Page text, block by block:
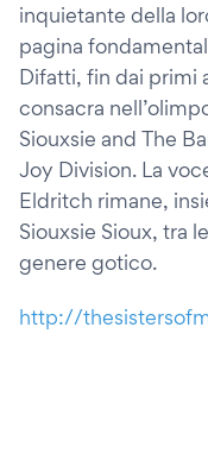
inquietante della
pagina
Difatti, fin dai primi
consacra
Siouxsie and The
Joy Division. La
Eldritch rimane,
Siouxsie Sioux, tra
genere gotico.
http://